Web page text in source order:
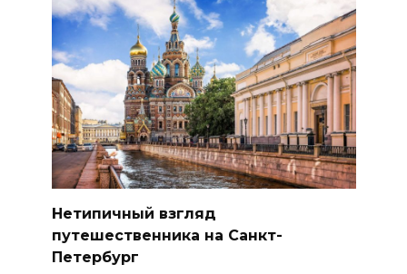
Нетипичный взгляд
путешественника на Санкт-
Петербург